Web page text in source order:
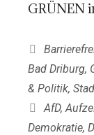
GRÜNEN
Bad Driburg,
& Politik,
AfD,
Demokratie,